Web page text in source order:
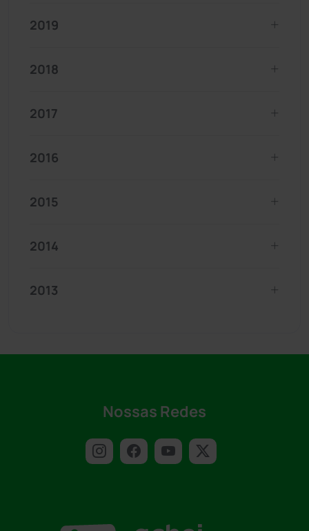
2019
2018
2017
2016
2015
2014
2013
Nossas Redes